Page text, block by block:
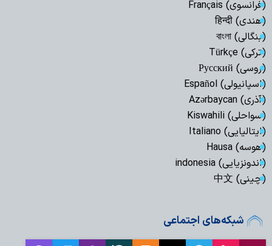
(فرانسوی) Français
(هندی) हिन्दी
(بنگالی) বাংলা
(ترکی) Türkçe
(روسی) Русский
(اسپانیولی) Español
(آذری) Azərbaycan
(سواحلی) Kiswahili
(ایتالیایی) Italiano
(هوسه) Hausa
(اندونزیایی) indonesia
(چینی) 中文
شبکه‌های اجتماعی